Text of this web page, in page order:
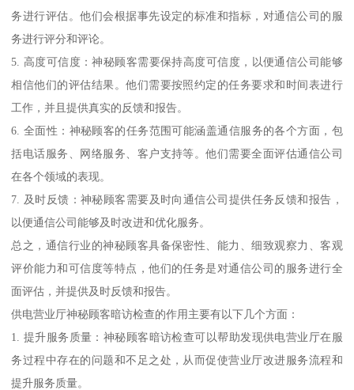
务进行评估。他们会根据事先设定的标准和指标，对通信公司的服
务进行评分和评论。
5. 高度可信度：神秘顾客需要保持高度可信度，以便通信公司能够
相信他们的评估结果。他们需要按照约定的任务要求和时间表进行
工作，并且提供真实的反馈和报告。
6. 全面性：神秘顾客的任务范围可能涵盖通信服务的各个方面，包
括电话服务、网络服务、客户支持等。他们需要全面评估通信公司
在各个领域的表现。
7. 及时反馈：神秘顾客需要及时向通信公司提供任务反馈和报告，
以便通信公司能够及时改进和优化服务。
总之，通信行业的神秘顾客具备保密性、能力、细致观察力、客观
评价能力和可信度等特点，他们的任务是对通信公司的服务进行全
面评估，并提供及时反馈和报告。
供电营业厅神秘顾客暗访检查的作用主要有以下几个方面：
1. 提升服务质量：神秘顾客暗访检查可以帮助发现供电营业厅在服
务过程中存在的问题和不足之处，从而促使营业厅改进服务流程和
提升服务质量。